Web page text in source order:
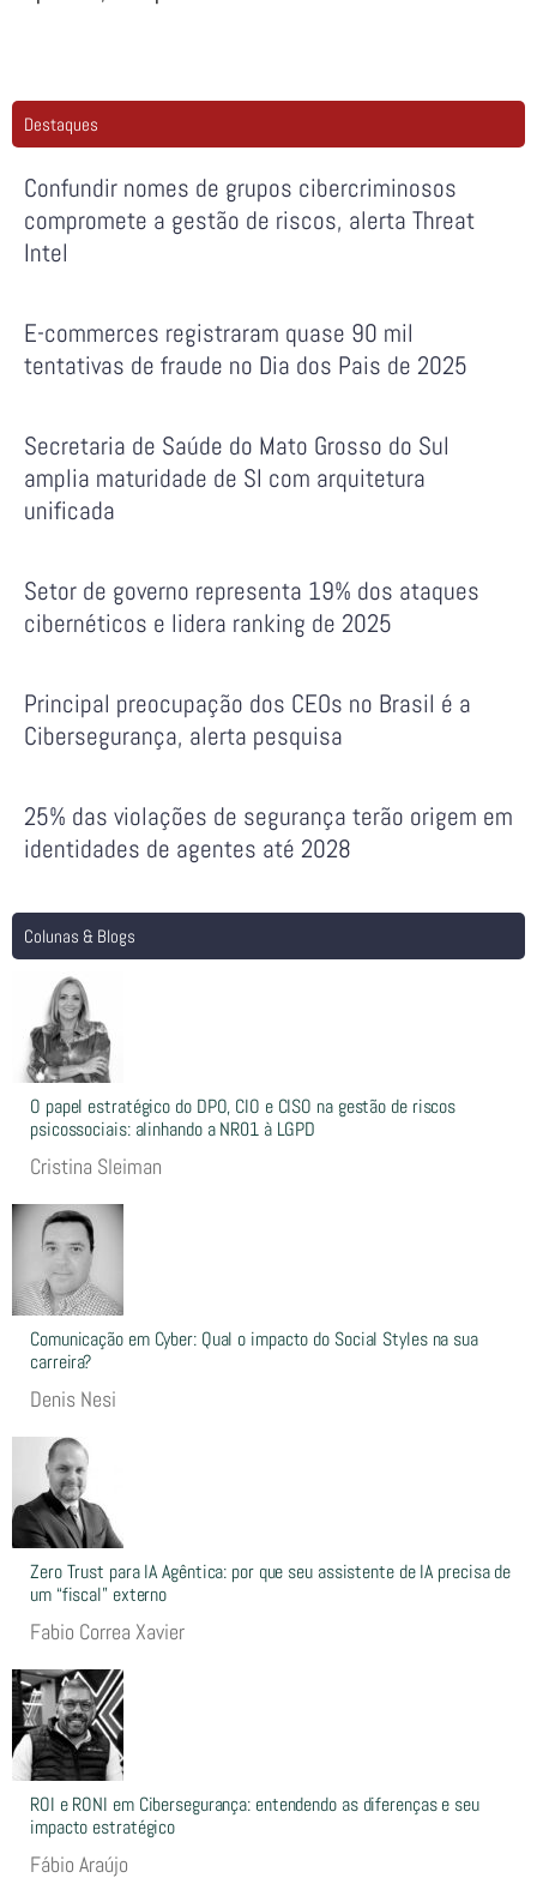
Destaques
Confundir nomes de grupos cibercriminosos
compromete a gestão de riscos, alerta Threat
Intel
E-commerces registraram quase 90 mil
tentativas de fraude no Dia dos Pais de 2025
Secretaria de Saúde do Mato Grosso do Sul
amplia maturidade de SI com arquitetura
unificada
Setor de governo representa 19% dos ataques
cibernéticos e lidera ranking de 2025
Principal preocupação dos CEOs no Brasil é a
Cibersegurança, alerta pesquisa
25% das violações de segurança terão origem em
identidades de agentes até 2028
Colunas & Blogs
O papel estratégico do DPO, CIO e CISO na gestão de riscos
psicossociais: alinhando a NR01 à LGPD
Cristina Sleiman
Comunicação em Cyber: Qual o impacto do Social Styles na sua
carreira?
Denis Nesi
Zero Trust para IA Agêntica: por que seu assistente de IA precisa de
um “fiscal” externo
Fabio Correa Xavier
ROI e RONI em Cibersegurança: entendendo as diferenças e seu
impacto estratégico
Fábio Araújo